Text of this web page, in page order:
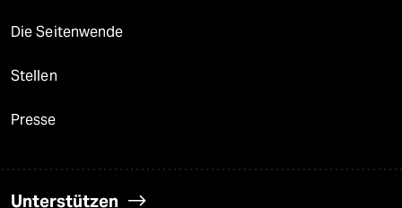
Die Seitenwende
Stellen
Presse
Unterstützen